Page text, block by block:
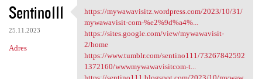
Sentino111
25.11.2023
Adres
https://mywawavisitz
https://mywawavisitz.wordpress.com/2023/10/31/
mywawavisit-com-%e2%9d%a4%...
https://sites.google.com/view/mywawavisit-
2/home
https://www.tumblr.com/sentino111/73267842592
1372160/wwwmywawavisitcom-t...